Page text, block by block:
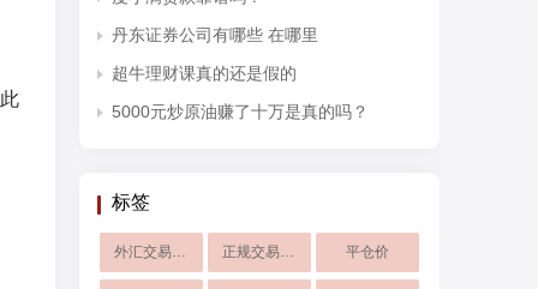
丹东证券公司有哪些 在哪里
超牛理财课真的还是假的
5000元炒原油赚了十万是真的吗？
标签
外汇交易系统 正规交易平台 平仓价